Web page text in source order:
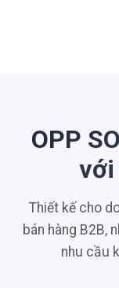
OPP
với
Thiết kế cho
bán hàng B2B,
nhu cầu